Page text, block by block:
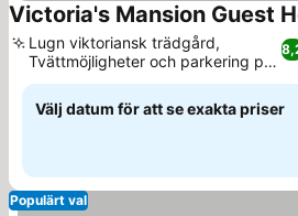
Victoria's Mansion Guest
Lugn viktoriansk trädgård,
Tvättmöjligheter och parkering på
plats
Välj datum för att se exakta priser
Populärt val